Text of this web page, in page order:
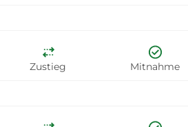
Zustieg
Mitnahme